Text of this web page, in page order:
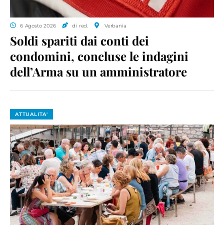
6 Agosto 2026 di red. Verbania
Soldi spariti dai conti dei
condomini, concluse le indagini
dell’Arma su un amministratore
ATTUALITA'